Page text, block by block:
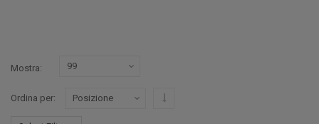
Mostra
Ordina per